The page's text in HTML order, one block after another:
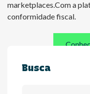
marketplaces.Com a
conformidade fiscal.
Busca